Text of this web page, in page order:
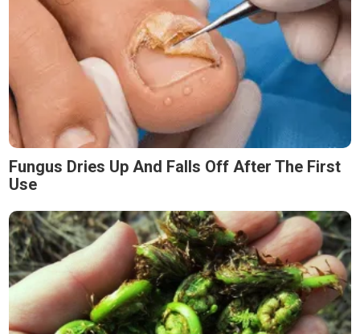
Fungus Dries Up And Falls Off After The First
Use